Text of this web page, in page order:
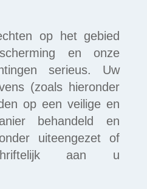
op het gebied
en onze
serieus. Uw
(zoals hieronder
op een veilige en
behandeld en
uiteengezet of
aan u